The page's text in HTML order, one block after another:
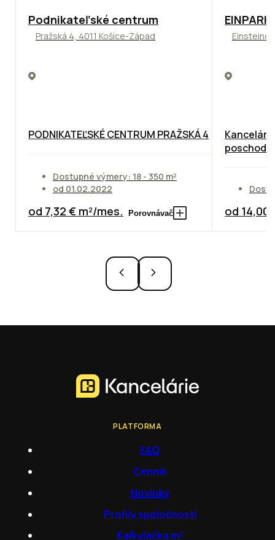
ODPORÚČAME
Podnikateľské centrum
Pražská 4, 4011 Košice-Západ
PODNIKATEĽSKÉ CENTRUM PRAŽSKÁ 4
Dostupné výmery: 18 - 350 m²
od 01.02.2022
od 7,32 € m²/mes. Porovnávač
TOP
poschodie
od 14,00
PLATFORMA
FAQ
Cenník
Novinky
Profily spoločností
Kalkulačka m²